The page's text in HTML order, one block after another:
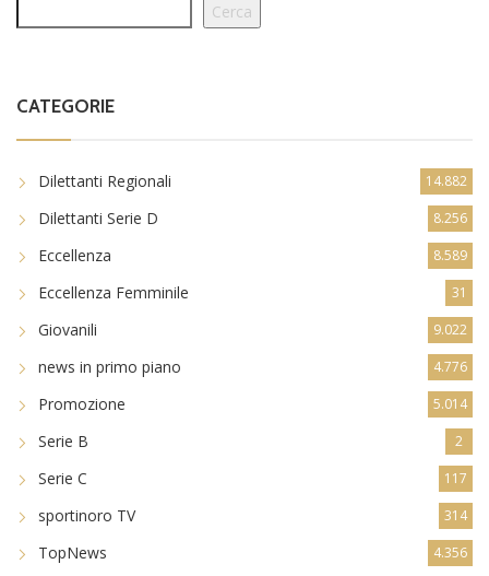
Cerca
CATEGORIE
Dilettanti Regionali 14.882
Dilettanti Serie D 8.256
Eccellenza 8.589
Eccellenza Femminile 31
Giovanili 9.022
news in primo piano 4.776
Promozione 5.014
Serie B 2
Serie C 117
sportinoro TV 314
TopNews 4.356